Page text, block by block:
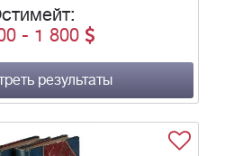
Иоахима Мюрата, Евгения
Иосифа Фета и всех
светских военных и
содействовавших
консула бывшей
[в 3-х ч.] / Собрано с
и достовернейших
и доп. изд. -
- 1 800
результаты